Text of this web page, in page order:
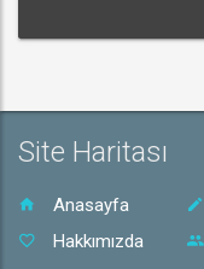
Site Haritası
Anasayfa
Hakkımızda